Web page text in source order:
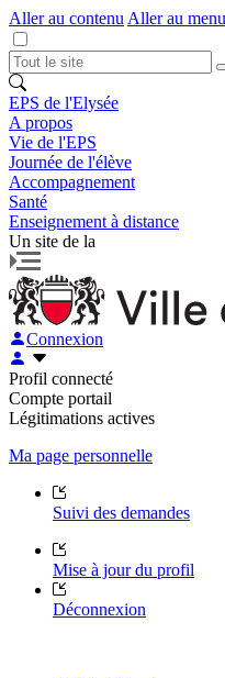
Aller au contenu Aller au menu
EPS de l'Elysée
A propos
Vie de l'EPS
Journée de l'élève
Accompagnement
Santé
Enseignement à distance
Un site de la
Connexion
Profil connecté
Compte portail
Légitimations actives
Ma page personnelle
Suivi des demandes
Mise à jour du profil
Déconnexion